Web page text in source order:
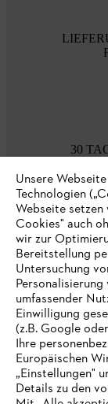
30
Unsere
Technologien
Webseite
Cookies" auch
wir zur
Bereitstellung
Untersuchung
umfassender
Einwilligung
(z.B. Google
Ihre
Europäischen
„Einstellungen"
Details zu den